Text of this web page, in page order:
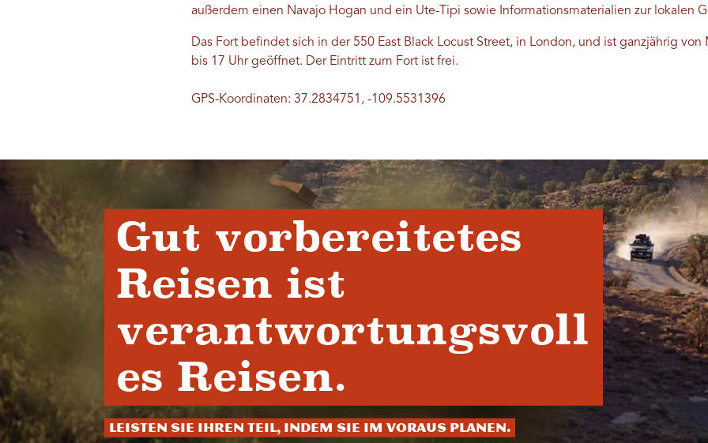
außerdem einen Navajo Hogan und ein Ute-Tipi sowie Informationsmaterialien zur lokalen
Das Fort befindet sich in der 550 East Black Locust Street, in London, und ist ganzjährig von
bis 17 Uhr geöffnet. Der Eintritt zum Fort ist frei.
GPS-Koordinaten: 37.2834751, -109.5531396
Gut vorbereitetes
Reisen ist
verantwortungsvoll
es Reisen.
Leisten Sie Ihren Teil, indem Sie im Voraus planen.